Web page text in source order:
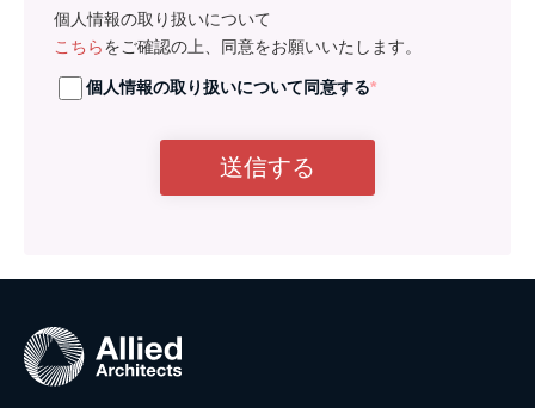
個人情報の取り扱いについて
こちらをご確認の上、同意をお願いいたします。
個人情報の取り扱いについて同意する*